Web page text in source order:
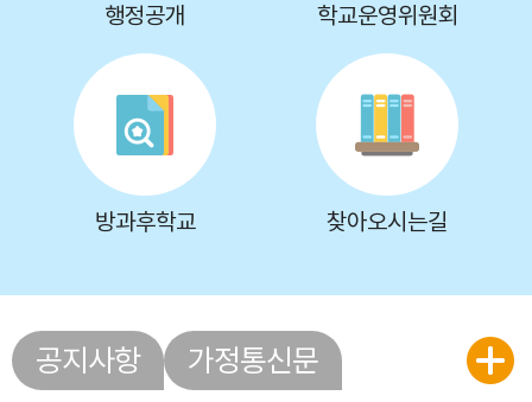
행정공개 학교운영위원회
방과후학교 찾아오시는길
공지사항 가정통신문